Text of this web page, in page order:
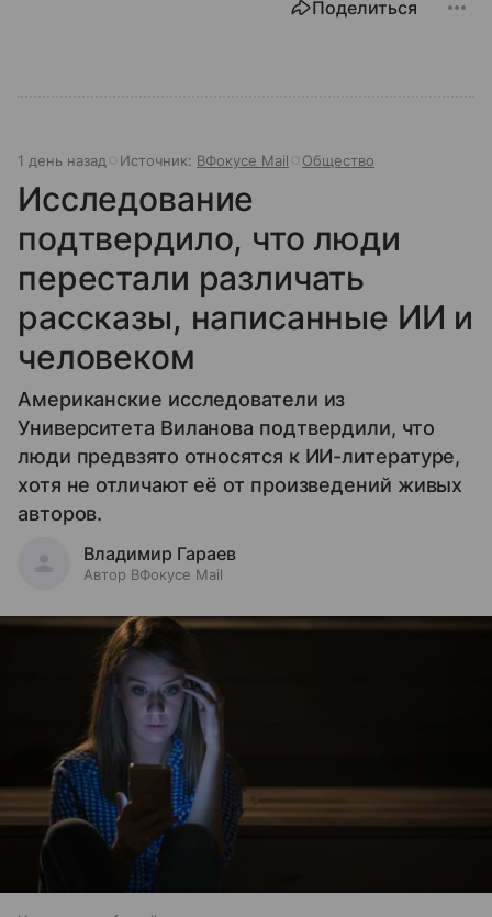
Поделиться
1 день назад Источник: ВФокусе Mail Общество
Исследование
подтвердило, что люди
перестали различать
рассказы, написанные ИИ и
человеком
Американские исследователи из
Университета Виланова подтвердили, что
люди предвзято относятся к ИИ-литературе,
хотя не отличают её от произведений живых
авторов.
Владимир Гараев
Автор ВФокусе Mail